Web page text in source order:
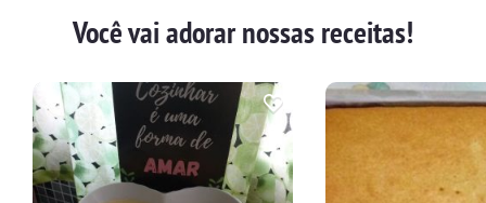
Você vai adorar nossas receitas!